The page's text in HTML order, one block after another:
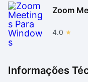
Zoom
4.0
Informações